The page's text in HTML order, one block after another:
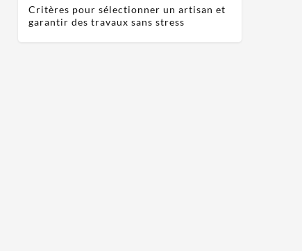
Critères pour sélectionner un artisan et
garantir des travaux sans stress